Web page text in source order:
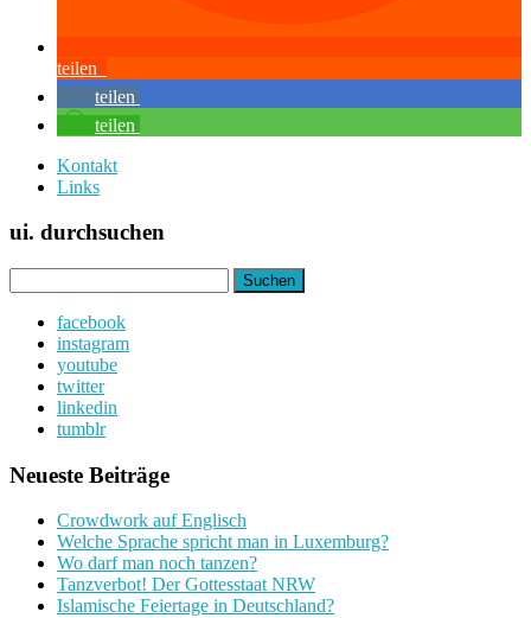
teilen
teilen
teilen
Kontakt
Links
ui. durchsuchen
nach:
facebook
instagram
youtube
twitter
linkedin
tumblr
Neueste Beiträge
Crowdwork auf Englisch
Welche Sprache spricht man in Luxemburg?
Wo darf man noch tanzen?
Tanzverbot! Der Gottesstaat NRW
Islamische Feiertage in Deutschland?